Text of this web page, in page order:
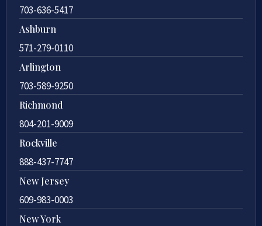
703-636-5417
Ashburn
571-279-0110
Arlington
703-589-9250
Richmond
804-201-9009
Rockville
888-437-7747
New Jersey
609-983-0003
New York